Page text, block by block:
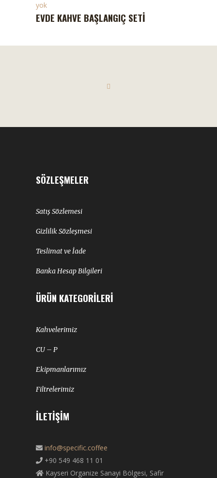
yok
EVDE KAHVE BAŞLANGIÇ SETI
SÖZLEŞMELER
Satış Sözlemesi
Gizlilik Sözleşmesi
Teslimat ve İade
Banka Hesap Bilgileri
ÜRÜN KATEGORILERI
Kahvelerimiz
CU – P
Ekipmanlarımız
Filtrelerimiz
İLETIŞIM
info@specific.coffee
+90 549 468 11 01
Kayseri Organize Sanayi Bölgesi, Safir